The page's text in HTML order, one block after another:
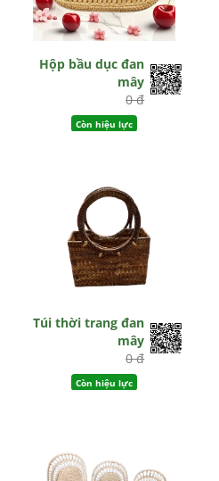
Hộp bầu dục đan
mây
0 đ
Còn hiệu lực
Túi thời trang đan
mây
0 đ
Còn hiệu lực